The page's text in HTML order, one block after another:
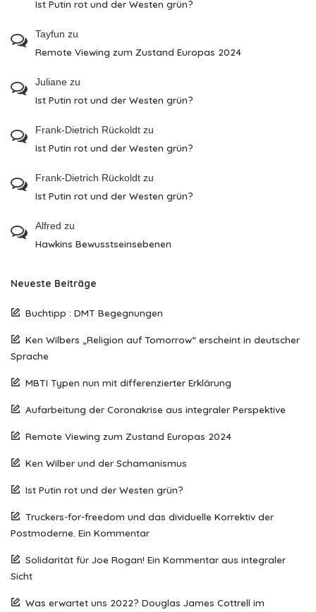
Ist Putin rot und der Westen grün?
Tayfun zu
Remote Viewing zum Zustand Europas 2024
Juliane zu
Ist Putin rot und der Westen grün?
Frank-Dietrich Rückoldt zu
Ist Putin rot und der Westen grün?
Frank-Dietrich Rückoldt zu
Ist Putin rot und der Westen grün?
Alfred zu
Hawkins Bewusstseinsebenen
Neueste Beiträge
Buchtipp : DMT Begegnungen
Ken Wilbers „Religion auf Tomorrow“ erscheint in deutscher
Sprache
MBTI Typen nun mit differenzierter Erklärung
Aufarbeitung der Coronakrise aus integraler Perspektive
Remote Viewing zum Zustand Europas 2024
Ken Wilber und der Schamanismus
Ist Putin rot und der Westen grün?
Truckers-for-freedom und das dividuelle Korrektiv der
Postmoderne. Ein Kommentar
Solidarität für Joe Rogan! Ein Kommentar aus integraler
Sicht
Was erwartet uns 2022? Douglas James Cottrell im